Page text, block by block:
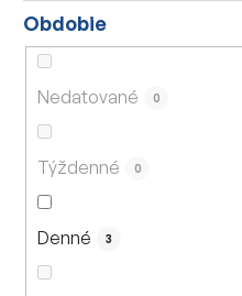
Obdobie
Nedatované 0
Týždenné 0
Denné 3